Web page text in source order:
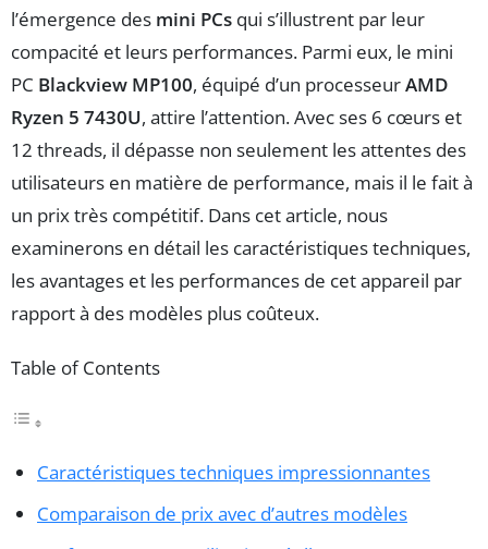
l’émergence des mini PCs qui s’illustrent par leur
compacité et leurs performances. Parmi eux, le mini
PC Blackview MP100, équipé d’un processeurAMD
Ryzen 5 7430U, attire l’attention. Avec ses 6 cœurs et
12 threads, il dépasse non seulement les attentes des
utilisateurs en matière de performance, mais il le fait à
un prix très compétitif. Dans cet article, nous
examinerons en détail les caractéristiques techniques,
les avantages et les performances de cet appareil par
rapport à des modèles plus coûteux.
Table of Contents
Caractéristiques techniques impressionnantes
Comparaison de prix avec d’autres modèles